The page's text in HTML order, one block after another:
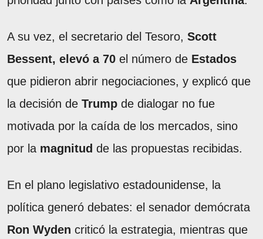
A su vez, el secretario del Tesoro, Scott
Bessent, elevó a 70 el número de Estados
que pidieron abrir negociaciones, y explicó que
la decisión de Trump de dialogar no fue
motivada por la caída de los mercados, sino
por la magnitud de las propuestas recibidas.
En el plano legislativo estadounidense, la
política generó debates: el senador demócrata
Ron Wyden criticó la estrategia, mientras que